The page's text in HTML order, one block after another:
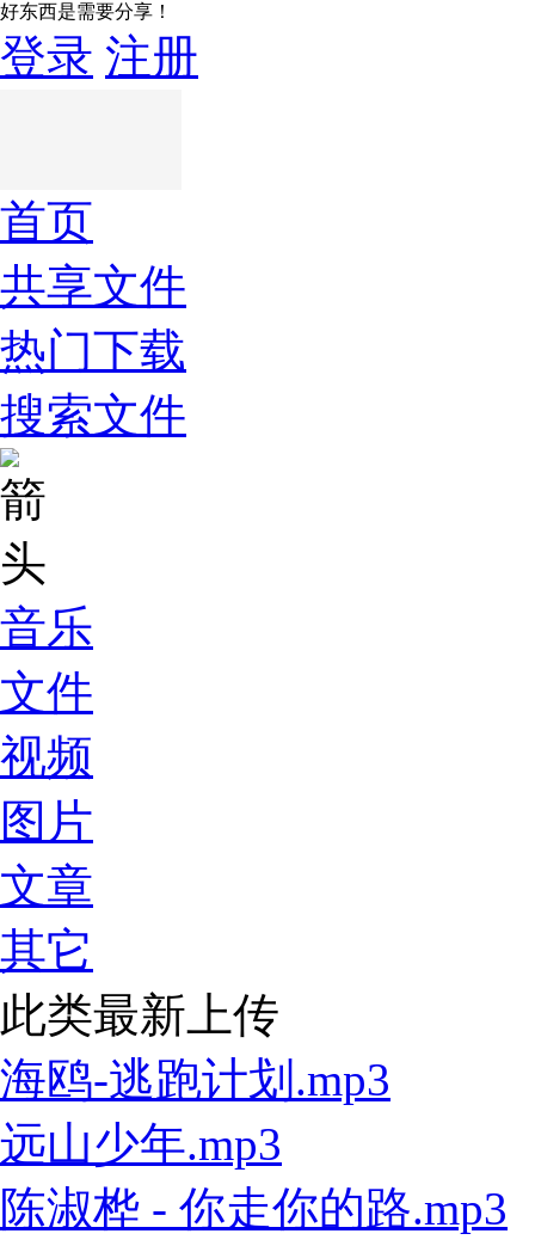
好东西是需要分享！
登录 注册
首页
共享文件
热门下载
搜索文件
音乐
文件
视频
图片
文章
其它
此类最新上传
海鸥-逃跑计划.mp3
远山少年.mp3
陈淑桦 - 你走你的路.mp3